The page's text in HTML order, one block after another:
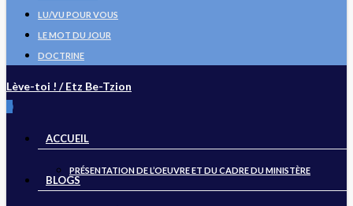
LU/VU POUR VOUS
LE MOT DU JOUR
DOCTRINE
Lève-toi ! / Etz Be-Tzion
search
ACCUEIL
PRÉSENTATION DE L’OEUVRE ET DU CADRE DU MINISTÈRE
BLOGS